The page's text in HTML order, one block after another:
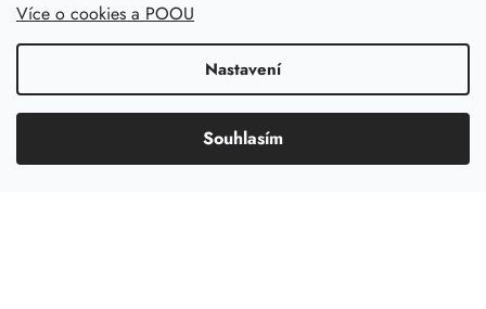
Více o cookies a POOU
Nastavení
Souhlasím
Dotace 50% z NZÚ
Boost by Pipdrive
Kontakty
Sledujte nás